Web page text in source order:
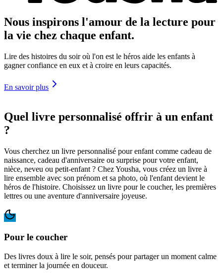
Nous inspirons l'amour de la lecture pour
la vie chez chaque enfant.
Lire des histoires du soir où l'on est le héros aide les enfants à
gagner confiance en eux et à croire en leurs capacités.
En savoir plus
Quel livre personnalisé offrir à un enfant
?
Vous cherchez un livre personnalisé pour enfant comme cadeau de
naissance, cadeau d'anniversaire ou surprise pour votre enfant,
nièce, neveu ou petit-enfant ? Chez Yousha, vous créez un livre à
lire ensemble avec son prénom et sa photo, où l'enfant devient le
héros de l'histoire. Choisissez un livre pour le coucher, les premières
lettres ou une aventure d'anniversaire joyeuse.
Pour le coucher
Des livres doux à lire le soir, pensés pour partager un moment calme
et terminer la journée en douceur.